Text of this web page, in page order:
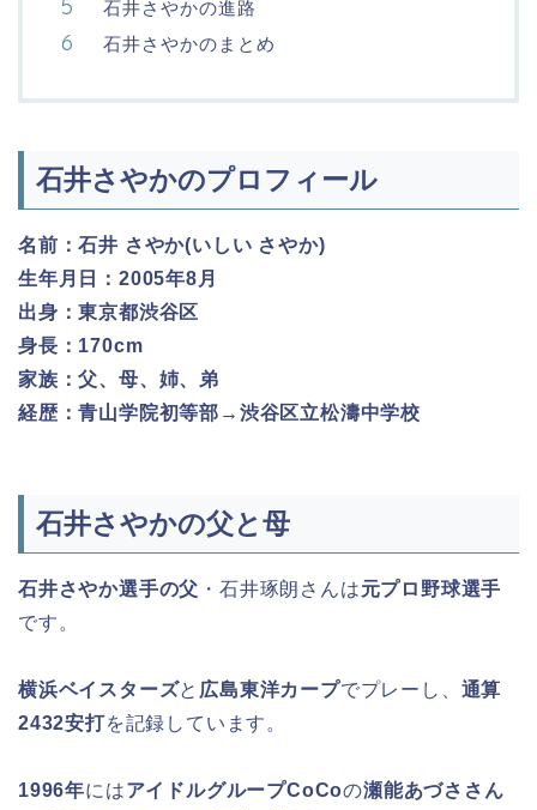
石井さやかの進路
石井さやかのまとめ
石井さやかのプロフィール
名前：石井 さやか(いしい さやか)
生年月日：2005年8月
出身：東京都渋谷区
身長：170cm
家族：父、母、姉、弟
経歴：青山学院初等部→渋谷区立松濤中学校
石井さやかの父と母
石井さやか選手の父 ・石井琢朗さんは元プロ野球選手
です。
横浜ベイスターズと 広島東洋カープでプレーし、 通算
2432安打を記録しています。
1996年にはアイドルグループCoCoの瀬能あづささん